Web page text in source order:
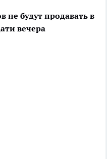
не будут продавать в
вечера